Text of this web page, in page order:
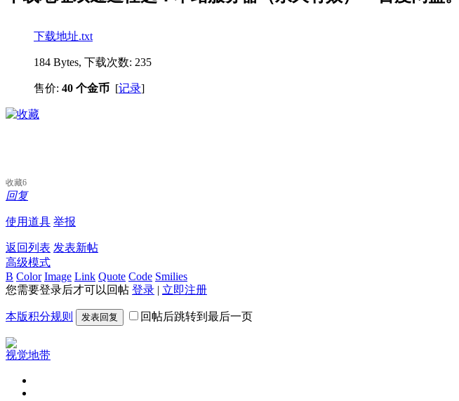
下载地址.txt
184 Bytes, 下载次数: 235
售价: 40 个金币 [记录]
收藏6
回复
使用道具 举报
返回列表 发表新帖
高级模式
B Color Image Link Quote Code Smilies
您需要登录后才可以回帖 登录 | 立即注册
本版积分规则 发表回复 回帖后跳转到最后一页
视觉地带